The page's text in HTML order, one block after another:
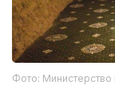
Фото: Министерство